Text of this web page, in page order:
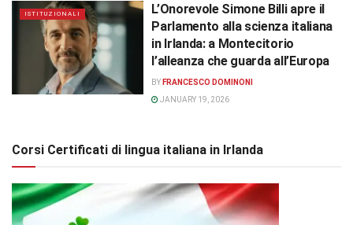
ISTITUZIONALI
L’Onorevole Simone Billi apre il
Parlamento alla scienza italiana
in Irlanda: a Montecitorio
l’alleanza che guarda all’Europa
BY FRANCESCO DOMINONI
JANUARY 19, 2026
Corsi Certificati di lingua italiana in Irlanda